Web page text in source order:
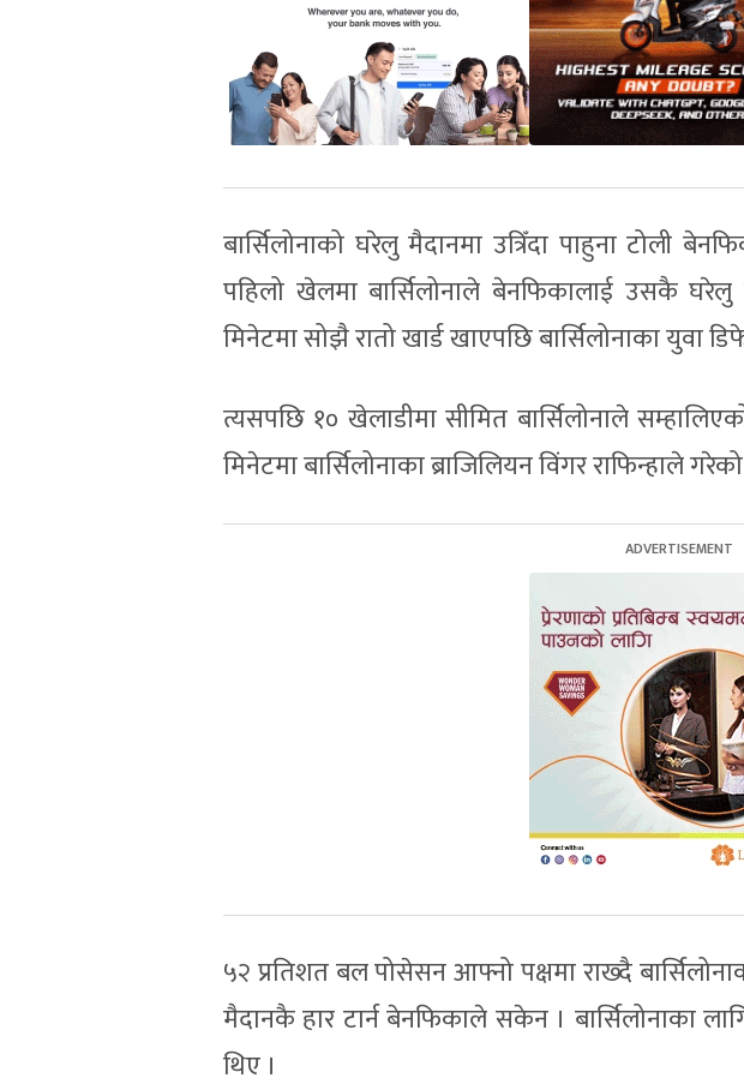
बार्सिलोनाको घरेलु मैदानमा उत्रिँदा पाहुना टोली
पहिलो खेलमा बार्सिलोनाले बेनफिकालाई उसकै
मिनेटमा सोझै रातो खार्ड खाएपछि बार्सिलोनाका युवा
त्यसपछि १० खेलाडीमा सीमित बार्सिलोनाले
मिनेटमा बार्सिलोनाका ब्राजिलियन विंगर राफिन्हाले
५२ प्रतिशत बल पोसेसन आफ्नो पक्षमा राख्दै
मैदानकै हार टार्न बेनफिकाले सकेन । बार्सिलोनाका
थिए ।